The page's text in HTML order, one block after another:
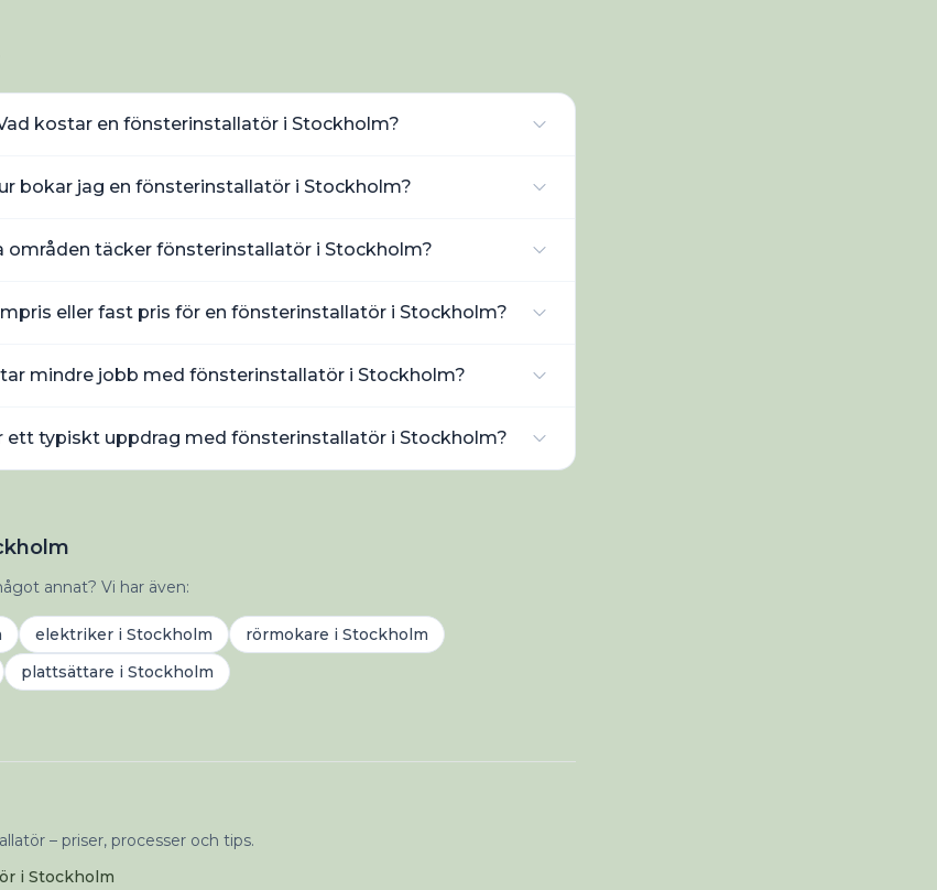
kostar en fönsterinstallatör i Stockholm?
bokar jag en fönsterinstallatör i Stockholm?
områden täcker fönsterinstallatör i Stockholm?
eller fast pris för en fönsterinstallatör i Stockholm?
mindre jobb med fönsterinstallatör i Stockholm?
ett typiskt uppdrag med fönsterinstallatör i Stockholm?
annat? Vi har även:
elektriker i Stockholm rörmokare i Stockholm
plattsättare i Stockholm
– priser, processer och tips.
i Stockholm